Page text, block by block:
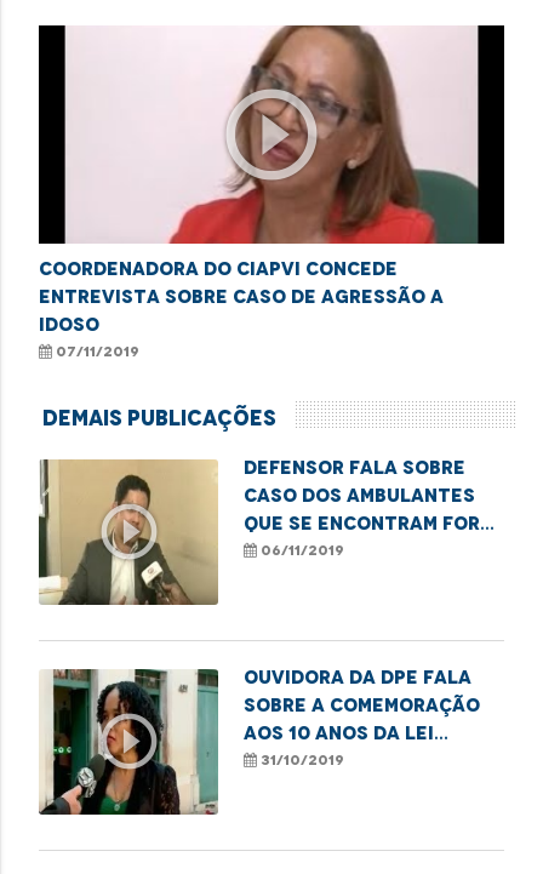
play_circle_outline
Coordenadora do Ciapvi concede
entrevista sobre caso de agressão a
idoso
07/11/2019
Demais Publicações
play_circle_outline
Defensor fala sobre
caso dos ambulantes
que se encontram fora
dos terminais
06/11/2019
play_circle_outline
Ouvidora da DPE fala
sobre a comemoração
aos 10 anos da Lei
Complementar 132/2009
31/10/2019